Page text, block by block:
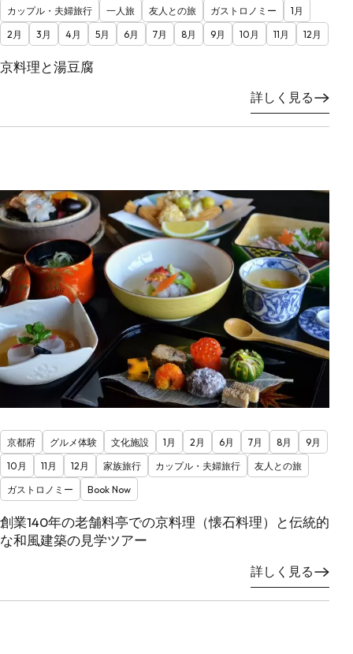
カップル・夫婦旅行
一人旅 友人との旅 ガストロノミー
1月
2月
3月 4月 5月 6月 7月 8月 9月 10月 11月 12月
京料理と湯豆腐
詳しく見る
京都府 グルメ体験 文化施設 1月 2月 6月 7月 8月
9月
10月
11月 12月 家族旅行 カップル・夫婦旅行
友人との旅
ガストロノミー
Book Now
創業140年の老舗料亭での京料理（懐石料理）と伝統的
な和風建築の見学ツアー
詳しく見る